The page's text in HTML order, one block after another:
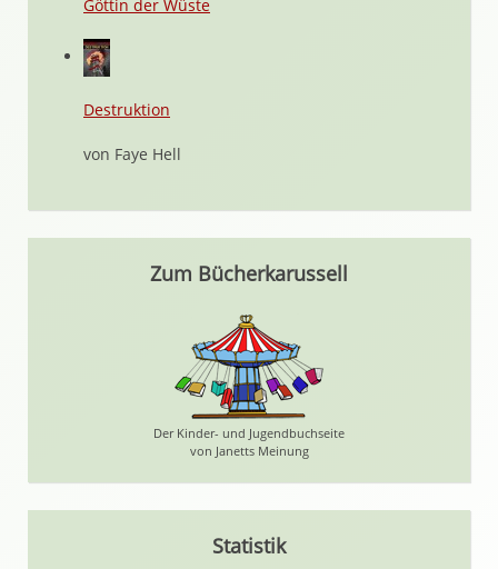
Göttin der Wüste
Destruktion
von Faye Hell
Zum Bücherkarussell
Der Kinder- und Jugendbuchseite
von Janetts Meinung
Statistik